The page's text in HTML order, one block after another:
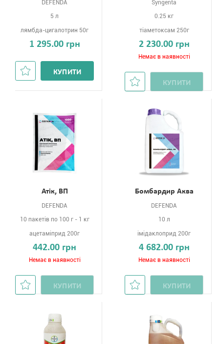
DEFENDA
5 л
лямбда-цигалотрин 50г
1 295.00 грн
КУПИТИ
Syngenta
0.25 кг
тіаметоксам 250г
2 230.00 грн
Немає в наявності
КУПИТИ
Атік, ВП
DEFENDA
10 пакетів по 100 г - 1 кг
ацетаміприд 200г
442.00 грн
Немає в наявності
КУПИТИ
Бомбардир Аква
DEFENDA
10 л
імідаклоприд 200г
4 682.00 грн
Немає в наявності
КУПИТИ